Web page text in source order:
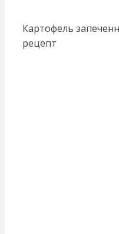
Картофель
рецепт